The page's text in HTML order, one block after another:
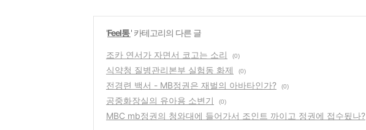
'Feel통' 카테고리의 다른 글
조카 연서가 자면서 코고는 소리 (0)
식약청 질병관리본부 실험동 화제 (0)
전경련 백서 - MB정권은 재벌의 아바타인가? (0)
공중화장실의 유아용 소변기 (0)
MBC mb정권의 청와대에 들어가서 조인트 까이고 정권에 접수됬나?